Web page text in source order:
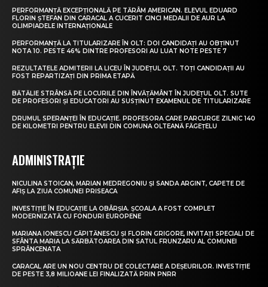
PERFORMANȚĂ EXCEPȚIONALĂ PE TĂRÂM AMERICAN. ELEVUL EDUARD
FLORIN ȘTEFAN DIN CARACAL A CUCERIT CINCI MEDALII DE AUR LA
OLIMPIADELE INTERNAȚIONALE
PERFORMANȚĂ LA TITULARIZARE ÎN OLT: DOI CANDIDAȚI AU OBȚINUT
NOTA 10. PESTE 46% DINTRE PROFESORI AU LUAT NOTE PESTE 7
REZULTATELE ADMITERII LA LICEU ÎN JUDEȚUL OLT. TOȚI CANDIDAȚII AU
FOST REPARTIZAȚI DIN PRIMA ETAPĂ
BĂTĂLIE STRÂNSĂ PE LOCURILE DIN ÎNVĂȚĂMÂNT ÎN JUDEȚUL OLT. SUTE
DE PROFESORI ȘI EDUCATORI AU SUSȚINUT EXAMENUL DE TITULARIZARE
DRUMUL SPERANȚEI ÎN EDUCAȚIE. PROFESORA CARE PARCURGE ZILNIC 140
DE KILOMETRI PENTRU ELEVII DIN COMUNA OLTEANĂ FĂGEȚELU
ADMINISTRAȚIE
NICULINA STOICAN, MARIAN MEDREGONIU ȘI SANDA ARGINT, CAPETE DE
AFIȘ LA ZIUA COMUNEI PRISEACA
INVESTIȚIE ÎN EDUCAȚIE LA OBÂRȘIA. ȘCOALA A FOST COMPLET
MODERNIZATĂ CU FONDURI EUROPENE
MARIANA IONESCU CĂPITĂNESCU ȘI FLORIN GRIGORE, INVITAȚI SPECIALI DE
SFÂNTA MARIA LA SĂRBĂTOAREA DIN SATUL FRUNZARU AL COMUNEI
SPRÂNCENATA
CARACAL ARE UN NOU CENTRU DE COLECTARE A DEȘEURILOR. INVESTIȚIE
DE PESTE 3,8 MILIOANE LEI FINALIZATĂ PRIN PNRR